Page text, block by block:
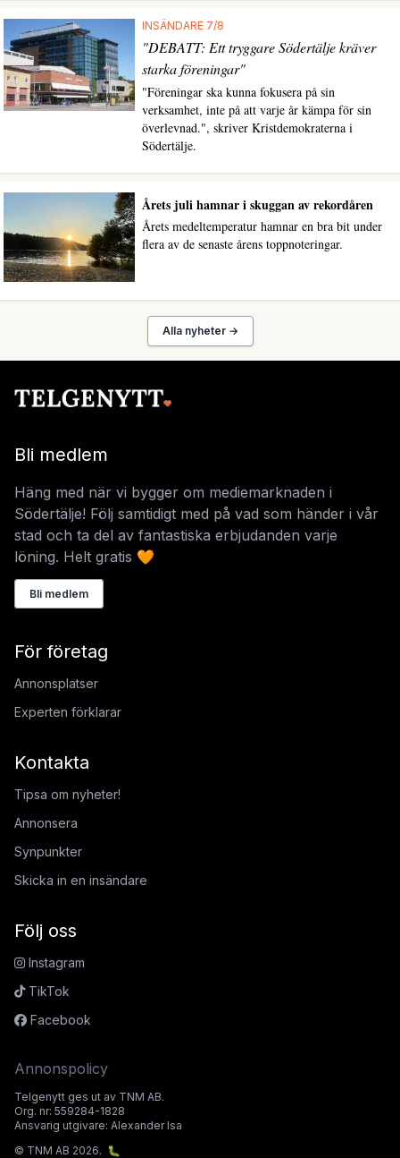
INSÄNDARE 7/8
"DEBATT: Ett tryggare Södertälje kräver
starka föreningar"
"Föreningar ska kunna fokusera på sin
verksamhet, inte på att varje år kämpa för sin
överlevnad.", skriver Kristdemokraterna i
Södertälje.
Årets juli hamnar i skuggan av rekordåren
Årets medeltemperatur hamnar en bra bit under
flera av de senaste årens toppnoteringar.
Alla nyheter →
Bli medlem
Häng med när vi bygger om mediemarknaden i
Södertälje! Följ samtidigt med på vad som händer i vår
stad och ta del av fantastiska erbjudanden varje
löning. Helt gratis 🧡
Bli medlem
För företag
Annonsplatser
Experten förklarar
Kontakta
Tipsa om nyheter!
Annonsera
Synpunkter
Skicka in en insändare
Följ oss
Instagram
TikTok
Facebook
Annonspolicy
Telgenytt ges ut av TNM AB.
Org. nr: 559284-1828
Ansvarig utgivare: Alexander Isa
© TNM AB 2026. 🐛